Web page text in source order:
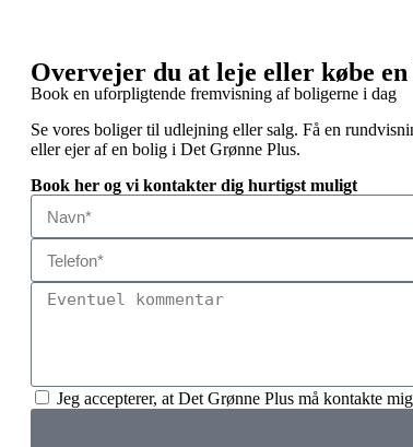
Overvejer du at leje eller købe
Book en uforpligtende fremvisning af boligerne i dag
Se vores boliger til udlejning eller salg. Få en
eller ejer af en bolig i Det Grønne Plus.
Book her og vi kontakter dig hurtigst muligt
Jeg accepterer, at Det Grønne Plus må kontakte